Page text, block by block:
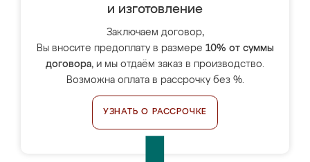
и изготовление
Заключаем договор,
Вы вносите предоплату в размере 10% от суммы
договора, и мы отдаём заказ в производство.
Возможна оплата в рассрочку без %.
УЗНАТЬ О РАССРОЧКЕ